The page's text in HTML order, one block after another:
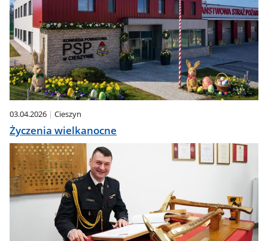
03.04.2026 Cieszyn
Życzenia wielkanocne